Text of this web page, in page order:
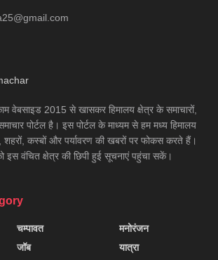
वेबसाइड 2015 से खासकर हिमालय क्षेत्र के समाचारों,
पोर्टल है। इस पोर्टल के माध्यम से हम मध्य हिमालय
शहरों, कस्बों और पर्यावरण की खबरों पर फोकस करते हैं।
इस वंचित क्षेत्र की छिपी हुई सूचनाएं पहुंचा सकें।
चम्पावत
जॉब
मनोरंजन
यात्रा